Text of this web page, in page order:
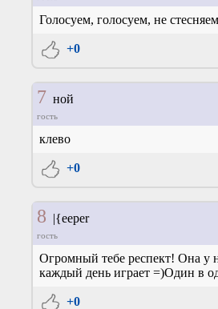
Голосуем, голосуем, не
+0
7 ной
гость
клево
+0
8 |{eeper
гость
Огромный тебе респект! Она у
каждый день играет =)Один в
+0